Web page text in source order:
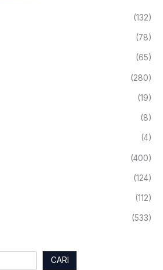
(132)
(78)
(65)
(280)
(19)
(8)
(4)
(400)
(124)
(112)
(533)
CARI